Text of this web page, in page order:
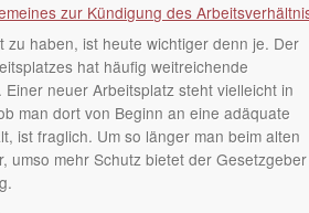
zur Kündigung des
zu haben, ist heute wichtiger denn je. Der
hat häufig weitreichende
Einer neuer Arbeitsplatz steht vielleicht in
man dort von Beginn an eine adäquate
ist fraglich. Um so länger man beim alten
umso mehr Schutz bietet der